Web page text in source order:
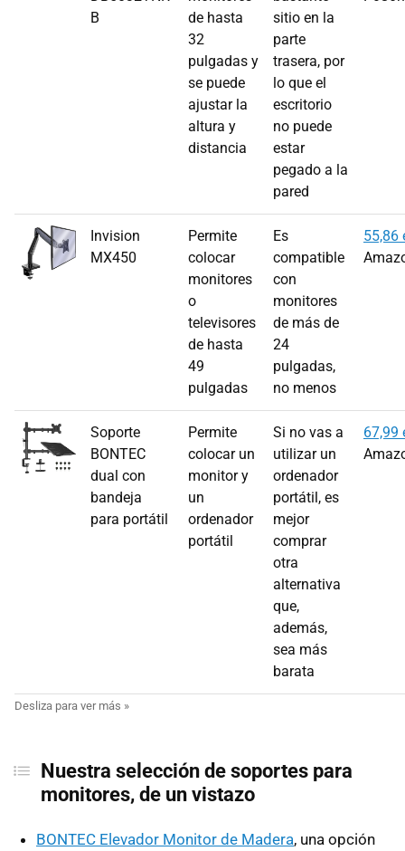
B
de hasta
32
pulgadas y
se puede
ajustar la
altura y
distancia
sitio en la
parte
trasera, por
lo que el
escritorio
no puede
estar
pegado a la
pared
Invision
MX450
Permite
colocar
monitores
o
televisores
de hasta
49
pulgadas
Es
compatible
con
monitores
de más de
24
pulgadas,
no menos
55,86
Soporte
BONTEC
dual con
bandeja
para portátil
Permite
colocar un
monitor y
un
ordenador
portátil
Si no vas a
utilizar un
ordenador
portátil, es
mejor
comprar
otra
alternativa
que,
además,
sea más
barata
67,99
Nuestra selección de soportes para
monitores, de un vistazo
BONTEC Elevador Monitor de Madera, una opción